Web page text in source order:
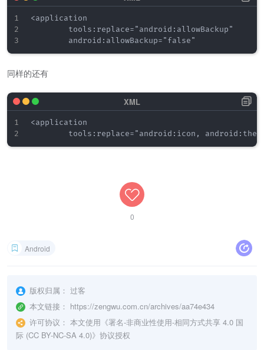
<application
        tools:replace="android:allowBackup"
同样的还有
<application
0
Android
版权归属： 过客
本文链接： https://zengwu.com.cn/archives/aa74e434
许可协议： 本文使用《署名-非商业性使用-相同方式共享 4.0 国
际 (CC BY-NC-SA 4.0)》协议授权